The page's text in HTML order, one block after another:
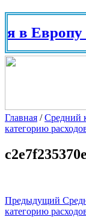
Европу и
Главная /Средний
категорию
Предыдущий
категорию